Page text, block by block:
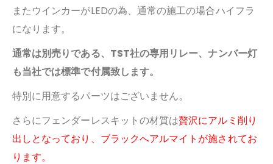
またウインカーがLEDの為、通常の施工の場合ハイフラ
になります。
通常は別売りである、TST社の専用リレー、ナンバー灯
も当社では標準で付属致します。
特別に用意するパーツはございません。
さらにフェンダーレスキットの材質は贅沢にアルミ削り
出しとなっており、 ブラックへアルマイトが施されてお
ります。